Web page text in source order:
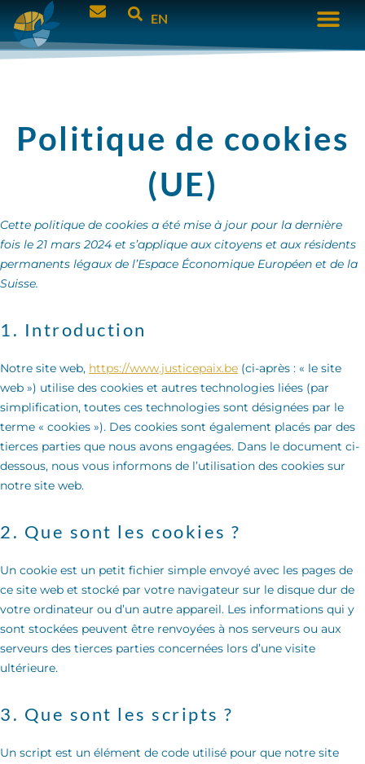
EN
Politique de cookies
(UE)
Cette politique de cookies a été mise à jour pour la dernière
fois le 21 mars 2024 et s’applique aux citoyens et aux résidents
permanents légaux de l’Espace Économique Européen et de la
Suisse.
1. Introduction
Notre site web, https://www.justicepaix.be (ci-après : « le site
web ») utilise des cookies et autres technologies liées (par
simplification, toutes ces technologies sont désignées par le
terme « cookies »). Des cookies sont également placés par des
tierces parties que nous avons engagées. Dans le document ci-
dessous, nous vous informons de l’utilisation des cookies sur
notre site web.
2. Que sont les cookies ?
Un cookie est un petit fichier simple envoyé avec les pages de
ce site web et stocké par votre navigateur sur le disque dur de
votre ordinateur ou d’un autre appareil. Les informations qui y
sont stockées peuvent être renvoyées à nos serveurs ou aux
serveurs des tierces parties concernées lors d’une visite
ultérieure.
3. Que sont les scripts ?
Un script est un élément de code utilisé pour que notre site